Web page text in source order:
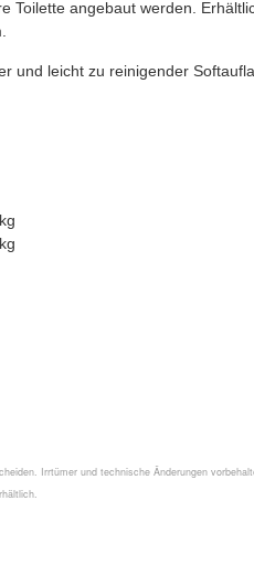
Toilette angebaut werden.
und leicht zu reinigender
Irrtümer und technische Änderungen